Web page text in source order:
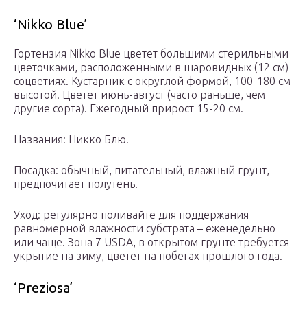
‘Nikko Blue’
Гортензия Nikko Blue цветет большими стерильными
цветочками, расположенными в шаровидных (12 см)
соцветиях. Кустарник с округлой формой, 100-180 см
высотой. Цветет июнь-август (часто раньше, чем
другие сорта). Ежегодный прирост 15-20 см.
Названия: Никко Блю.
Посадка: обычный, питательный, влажный грунт,
предпочитает полутень.
Уход: регулярно поливайте для поддержания
равномерной влажности субстрата – еженедельно
или чаще. Зона 7 USDA, в открытом грунте требуется
укрытие на зиму, цветет на побегах прошлого года.
‘Preziosa’